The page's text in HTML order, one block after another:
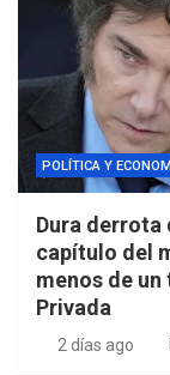
POLÍTICA Y
Dura derrota
capítulo del
menos de
Privada
2 días ago